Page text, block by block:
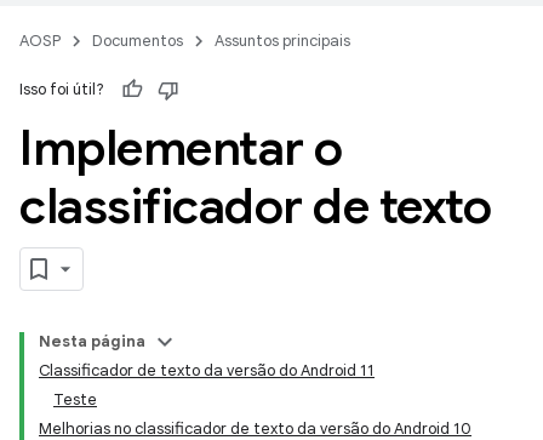
AOSP Documentos Assuntos principais
Isso foi útil?
Implementar o
classificador de texto
Nesta página
Classificador de texto da versão do Android 11
Teste
Melhorias no classificador de texto da versão do Android 10